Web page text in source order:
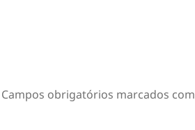
Campos obrigatórios marcados com